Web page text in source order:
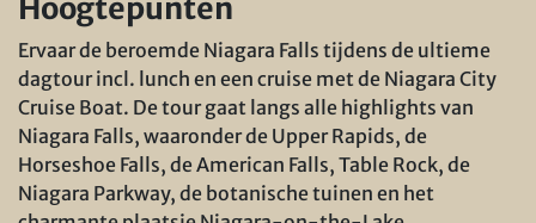
Hoogtepunten
Ervaar de beroemde Niagara Falls tijdens de ultieme
dagtour incl. lunch en een cruise met de Niagara City
Cruise Boat. De tour gaat langs alle highlights van
Niagara Falls, waaronder de Upper Rapids, de
Horseshoe Falls, de American Falls, Table Rock, de
Niagara Parkway, de botanische tuinen en het